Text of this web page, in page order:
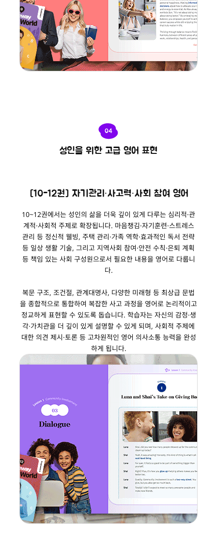
04
성인을 위한 고급 영어 표현
[10-12권] 자기관리·사고력·사회 참여 영어
10~12권에서는 성인의 삶을 더욱 깊이 있게 다루는 심리적·관
계적·사회적 주제로 확장됩니다. 마음챙김·자기훈련·스트레스
관리 등 정신적 웰빙, 주택 관리·가족 역학·효과적인 독서 전략
등 일상 생활 기술, 그리고 지역사회 참여·안전 수칙·은퇴 계획
등 책임 있는 사회 구성원으로서 필요한 내용을 영어로 다룹니
다.
복문 구조, 조건절, 관계대명사, 다양한 미래형 등 최상급 문법
을 종합적으로 통합하여 복잡한 사고 과정을 영어로 논리적이고
정교하게 표현할 수 있도록 돕습니다. 학습자는 자신의 감정·생
각·가치관을 더 깊이 있게 설명할 수 있게 되며, 사회적 주제에
대한 의견 제시·토론 등 고차원적인 영어 의사소통 능력을 완성
하게 됩니다.